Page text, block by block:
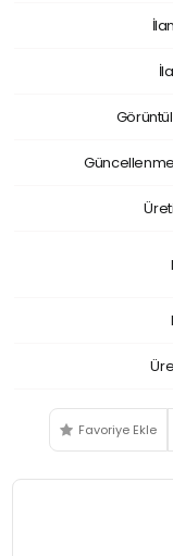
Favoriye Ekle